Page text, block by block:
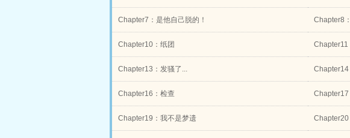
Chapter7：是他自己脱的！ Chapter8
Chapter10：纸团 Chapter11
Chapter13：发骚了...
Chapter16：检查 Chapter17
Chapter19：我不是梦遗 Chapter20